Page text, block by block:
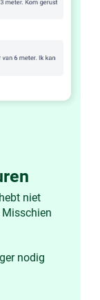
niet
nodig